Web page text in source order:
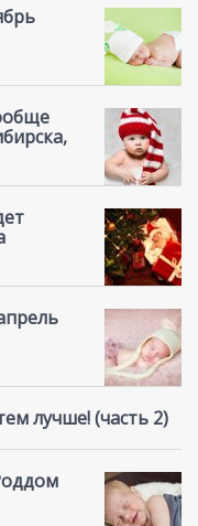
лучше! (часть 2)